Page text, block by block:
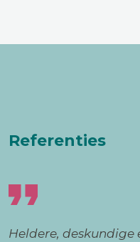
Referenties
Heldere,